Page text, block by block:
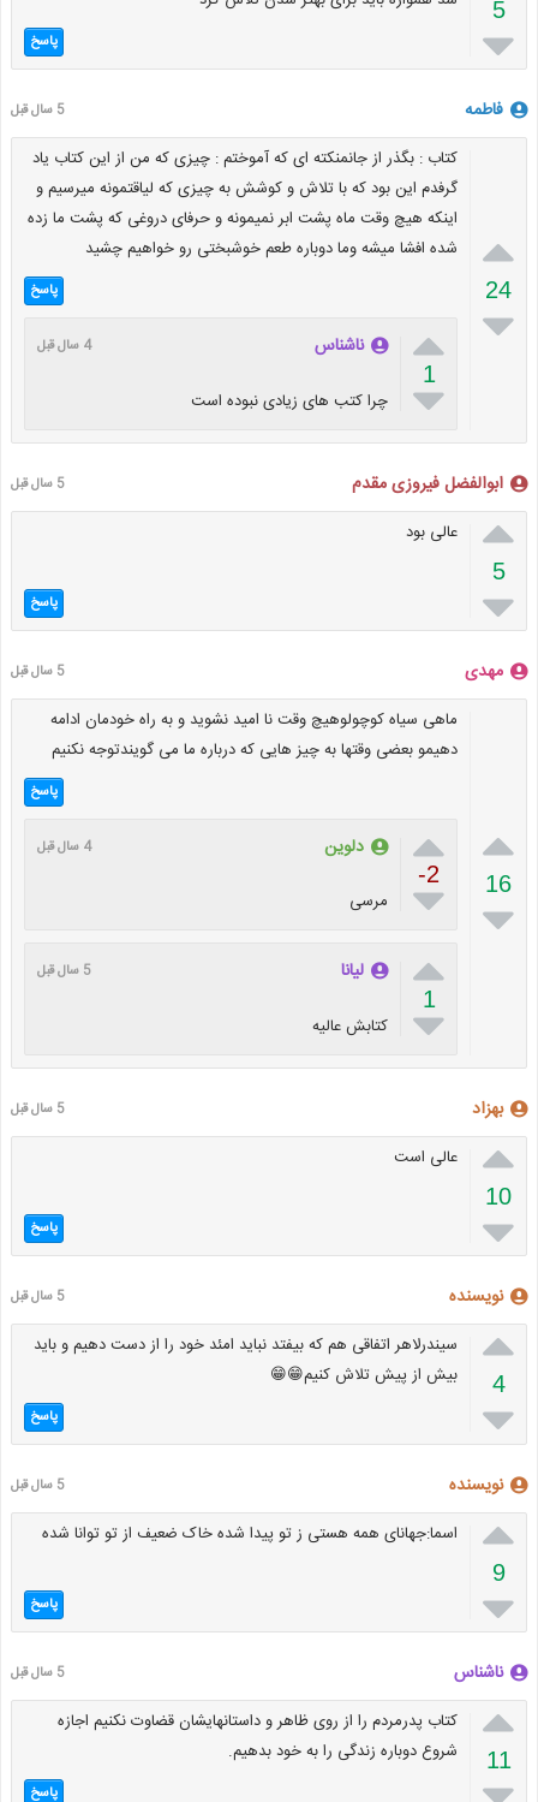
5
 پاسخ
فاطمه 5 سال قبل

24

کتاب : بگذر از جانمنکته ای که آموختم : چیزی که من از این کتاب یاد
گرفدم این بود که با تلاش و کوشش به چیزی که لیاقتمونه میرسیم و
اینکه هیچ وقت ماه پشت ابر نمیمونه و حرفای دروغی که پشت ما زده
شده افشا میشه وما دوباره طعم خوشبختی رو خواهیم چشید
پاسخ

1

ناشناس 4 سال قبل
چرا کتب های زیادی نبوده است
ابوالفضل فیروزی مقدم 5 سال قبل

5

عالی بود
پاسخ
مهدی 5 سال قبل

16

ماهی سیاه کوچولوهیچ وقت نا امید نشوید و به راه خودمان ادامه
دهیمو بعضی وقتها به چیز هایی که درباره ما می گویندتوجه نکنیم
پاسخ

-2

دلوین 4 سال قبل
مرسی

1

لیانا 5 سال قبل
کتابش عالیه
بهزاد 5 سال قبل

10

عالی است
پاسخ
نویسنده 5 سال قبل

4

سیندرلاهر اتفاقی هم که بیفتد نباید امئد خود را از دست دهیم و باید
بیش از پیش تلاش کنیم😁😁
پاسخ
نویسنده 5 سال قبل

9

اسما:جهانای همه هستی ز تو پیدا شده خاک ضعیف از تو توانا شده
پاسخ
ناشناس 5 سال قبل

11
کتاب پدرمردم را از روی ظاهر و داستانهایشان قضاوت نکنیم اجازه
شروع دوباره زندگی را به خود بدهیم.
پاسخ